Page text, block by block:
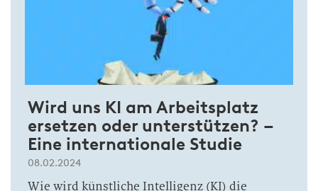
Wird uns KI am Arbeits­platz
ersetzen oder unter­stützen? –
Eine inter­nationale Studie
08.02.2024
Wie wird künstliche Intelligenz (KI) die